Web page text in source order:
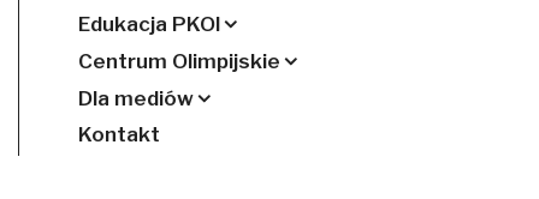
Edukacja PKOl
Centrum Olimpijskie
Dla mediów
Kontakt